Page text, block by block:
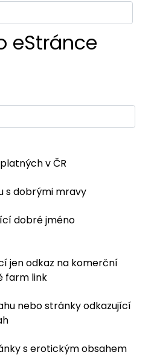
eStránce
v ČR
s dobrými mravy
dobré jméno
jen odkaz na komerční
farm link
nebo stránky odkazující
s erotickým obsahem